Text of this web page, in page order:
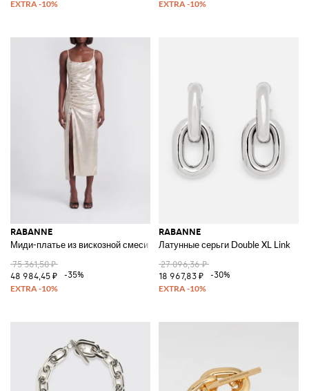
RABANNE
Миди-платье из вискозной смеси
75 361,50 ₽
48 984,45 ₽
-35%
RABANNE
Латунные серьги Double XL Link
27 096,36 ₽
18 967,83 ₽
-30%